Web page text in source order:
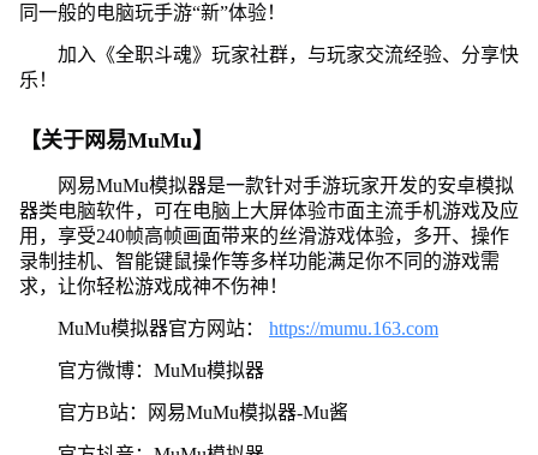
同一般的电脑玩手游“新”体验！
加入《全职斗魂》玩家社群，与玩家交流经验、分享快
乐！
【关于网易MuMu】
网易MuMu模拟器是一款针对手游玩家开发的安卓模拟
器类电脑软件，可在电脑上大屏体验市面主流手机游戏及应
用，享受240帧高帧画面带来的丝滑游戏体验，多开、操作
录制挂机、智能键鼠操作等多样功能满足你不同的游戏需
求，让你轻松游戏成神不伤神！
MuMu模拟器官方网站： https://mumu.163.com
官方微博：MuMu模拟器
官方B站：网易MuMu模拟器-Mu酱